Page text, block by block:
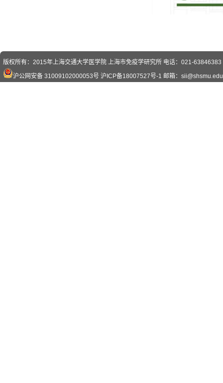
版权所有：2015年上海交通大学医学院 上海市免疫学研究所 电话：021-
沪公网安备 31009102000053号 沪ICP备18007527号-1 邮箱：